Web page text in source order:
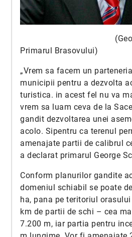
(George
Primarul Brasovului)
„Vrem sa facem un
municipii pentru a dezvolta
turistica. in acest fel nu va
vrem sa luam ceva de la
gandit dezvoltarea unei
acolo. Sipentru ca terenul
amenajate partii de calibrul
a declarat primarul George
Conform planurilor gandite
domeniul schiabil se poate
ha, pana pe teritoriul
km de partii de schi – cea
7.200 m, iar partia pentru